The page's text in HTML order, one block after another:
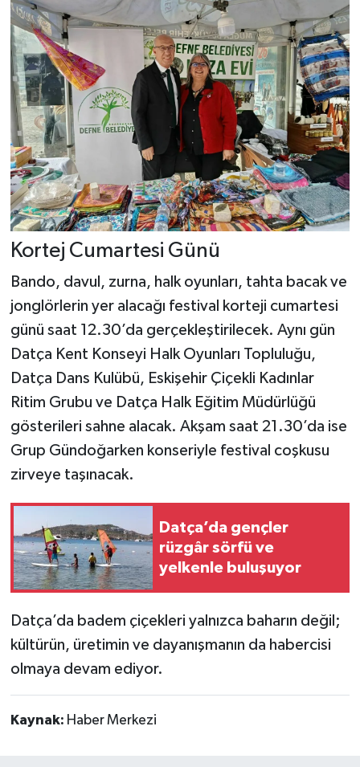
Kortej Cumartesi Günü
Bando, davul, zurna, halk oyunları, tahta bacak ve
jonglörlerin yer alacağı festival korteji cumartesi
günü saat 12.30’da gerçekleştirilecek. Aynı gün
Datça Kent Konseyi Halk Oyunları Topluluğu,
Datça Dans Kulübü, Eskişehir Çiçekli Kadınlar
Ritim Grubu ve Datça Halk Eğitim Müdürlüğü
gösterileri sahne alacak. Akşam saat 21.30’da ise
Grup Gündoğarken konseriyle festival coşkusu
zirveye taşınacak.
Datça’da gençler
rüzgâr sörfü ve
yelkenle buluşuyor
Datça’da badem çiçekleri yalnızca baharın değil;
kültürün, üretimin ve dayanışmanın da habercisi
olmaya devam ediyor.
Kaynak: Haber Merkezi